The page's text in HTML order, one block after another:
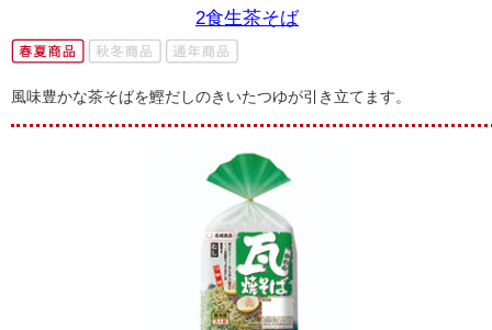
2食生茶そば
風味豊かな茶そばを鰹だしのきいたつゆが引き立てます。